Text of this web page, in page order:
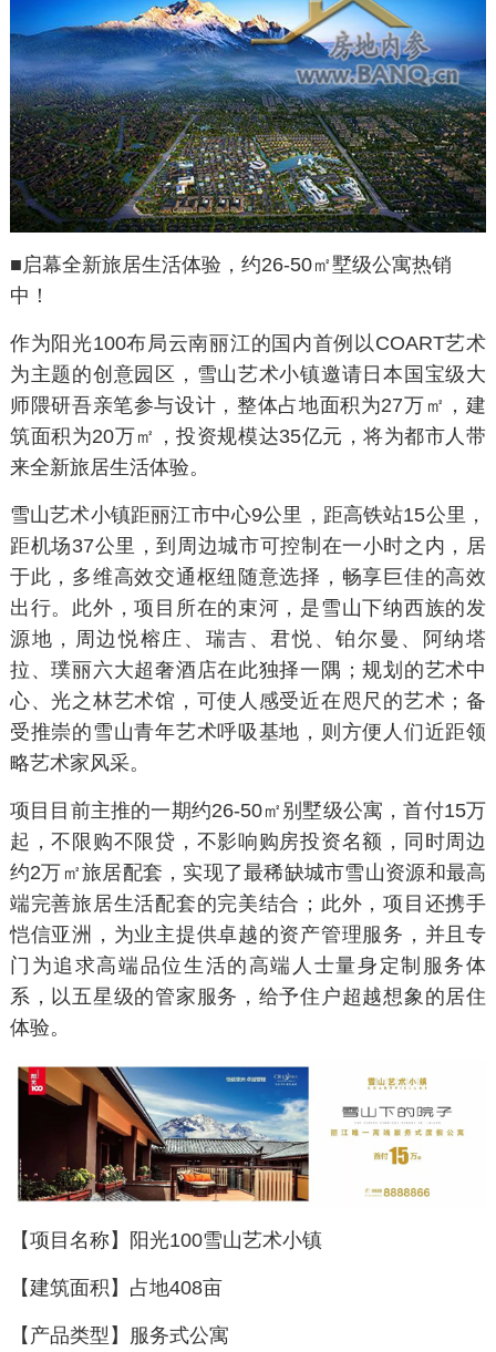
■启幕全新旅居生活体验， 约26-50㎡墅级公寓热销
中！
作为阳光100布局云南丽江的国内首例以COART艺术
为主题的创意园区，雪山艺术小镇邀请日本国宝级大
师隈研吾亲笔参与设计，整体占地面积为27万㎡，建
筑面积为20万㎡，投资规模达35亿元，将为都市人带
来全新旅居生活体验。
雪山艺术小镇距丽江市中心9公里，距高铁站15公里，
距机场37公里，到周边城市可控制在一小时之内，居
于此，多维高效交通枢纽随意选择，畅享巨佳的高效
出行。此外，项目所在的束河，是雪山下纳西族的发
源地，周边悦榕庄、瑞吉、君悦、铂尔曼、阿纳塔
拉、璞丽六大超奢酒店在此独择一隅；规划的艺术中
心、光之林艺术馆，可使人感受近在咫尺的艺术；备
受推崇的雪山青年艺术呼吸基地，则方便人们近距领
略艺术家风采。
项目目前主推的一期约26-50㎡别墅级公寓，首付15万
起，不限购不限贷，不影响购房投资名额，同时周边
约2万㎡旅居配套，实现了最稀缺城市雪山资源和最高
端完善旅居生活配套的完美结合；此外，项目还携手
恺信亚洲，为业主提供卓越的资产管理服务，并且专
门为追求高端品位生活的高端人士量身定制服务体
系，以五星级的管家服务，给予住户超越想象的居住
体验。
【项目名称】阳光100雪山艺术小镇
【建筑面积】占地408亩
【产品类型】服务式公寓